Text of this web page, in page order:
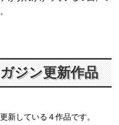
ジン更新作品
新している４作品です。